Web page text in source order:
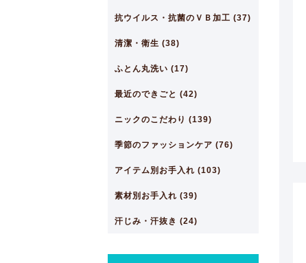
抗ウイルス・抗菌のＶＢ加工 (37)
清潔・衛生 (38)
ふとん丸洗い (17)
最近のできごと (42)
ニックのこだわり (139)
季節のファッションケア (76)
アイテム別お手入れ (103)
素材別お手入れ (39)
汗じみ・汗抜き (24)